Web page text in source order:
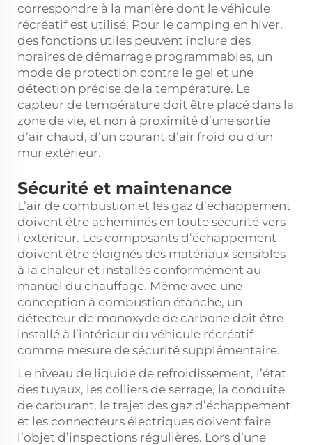
correspondre à la manière dont le véhicule
récréatif est utilisé. Pour le camping en hiver,
des fonctions utiles peuvent inclure des
horaires de démarrage programmables, un
mode de protection contre le gel et une
détection précise de la température. Le
capteur de température doit être placé dans la
zone de vie, et non à proximité d’une sortie
d’air chaud, d’un courant d’air froid ou d’un
mur extérieur.
Sécurité et maintenance
L’air de combustion et les gaz d’échappement
doivent être acheminés en toute sécurité vers
l’extérieur. Les composants d’échappement
doivent être éloignés des matériaux sensibles
à la chaleur et installés conformément au
manuel du chauffage. Même avec une
conception à combustion étanche, un
détecteur de monoxyde de carbone doit être
installé à l’intérieur du véhicule récréatif
comme mesure de sécurité supplémentaire.
Le niveau de liquide de refroidissement, l’état
des tuyaux, les colliers de serrage, la conduite
de carburant, le trajet des gaz d’échappement
et les connecteurs électriques doivent faire
l’objet d’inspections régulières. Lors d’une